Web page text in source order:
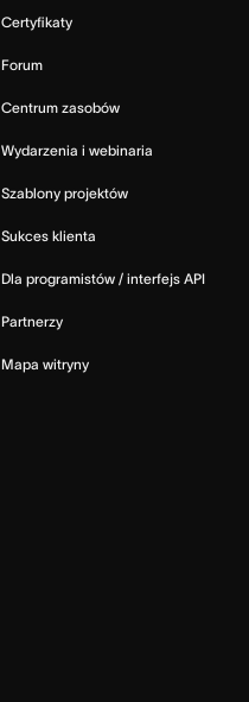
Certyfikaty
Forum
Centrum zasobów
Wydarzenia i webinaria
Szablony projektów
Sukces klienta
Dla programistów / interfejs API
Partnerzy
Mapa witryny